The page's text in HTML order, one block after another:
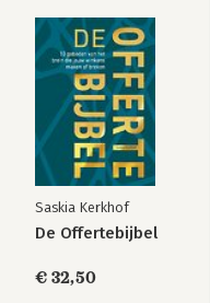
Saskia Kerkhof
De Offertebijbel
€ 32,50